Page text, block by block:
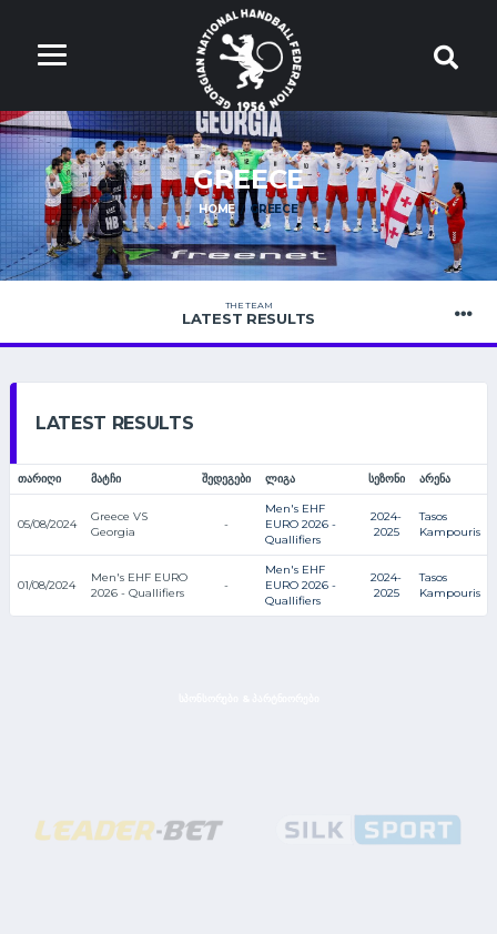
GREECE
HOME GREECE
THE TEAM
LATEST RESULTS
LATEST RESULTS
ᲗᲐᲠᲘᲦᲘ ᲛᲐᲢᲩᲘ ᲨᲔᲓᲔᲒᲔᲑᲘ ᲚᲘᲒᲐ ᲡᲔᲖᲝᲜᲘ ᲐᲠᲔᲜᲐ
05/08/2024
Greece VS
Georgia
-
Men's EHF
EURO 2026 -
Quallifiers
2024-
2025
Tasos
Kampouris
01/08/2024
Men's EHF EURO
2026 - Quallifiers
-
Men's EHF
EURO 2026 -
Quallifiers
2024-
2025
Tasos
Kampouris